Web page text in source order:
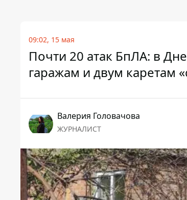
09:02, 15 мая
Почти 20 атак БпЛА: в
гаражам и двум каретам
Валерия Головачова
ЖУРНАЛИСТ